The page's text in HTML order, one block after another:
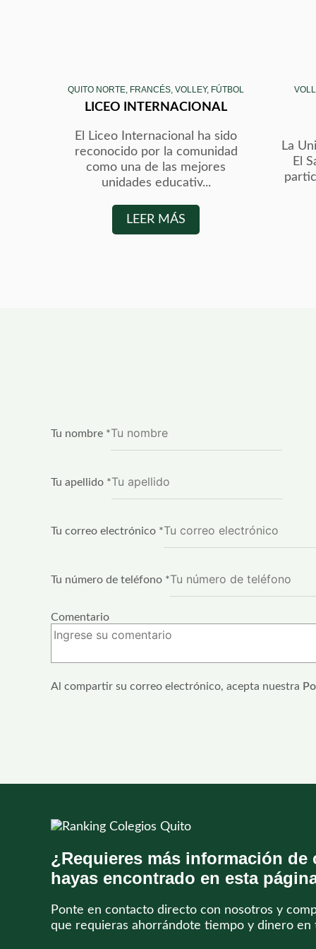
QUITO NORTE, FRANCÉS, VOLLEY, FÚTBOL
LICEO INTERNACIONAL
El Liceo Internacional ha sido
reconocido por la comunidad
como una de las mejores
unidades educativ...
LEER MÁS
La
El
correo
Nombre
Tu nombre *
Tu apellido *
Tu correo electrónico *
Tu número de teléfono *
Comentario
Al compartir su correo electrónico, acepta nuestra
¿Requieres más información
hayas encontrado en esta
Ponte en contacto directo con nosotros y
que requieras ahorrándote tiempo y dinero en